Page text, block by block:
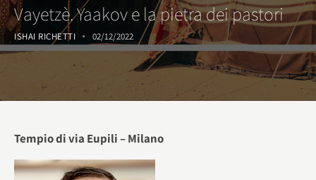
Vayetzè. Yaakov e la pietra dei pastori
ISHAI RICHETTI 02/12/2022
Tempio di via Eupili – Milano